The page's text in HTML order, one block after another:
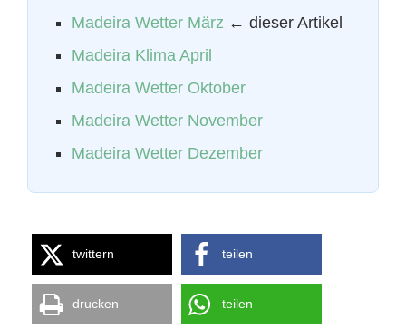
Madeira Wetter März ← dieser Artikel
Madeira Klima April
Madeira Wetter Oktober
Madeira Wetter November
Madeira Wetter Dezember
twittern teilen
drucken teilen